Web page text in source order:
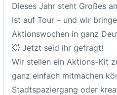
online
Link
ZOOM-LINK
Dieses Jahr steht Großes
ist auf Tour – und wir
Aktionswochen in ganz
💥 Jetzt seid ihr gefragt!
Wir stellen ein Aktions-Kit
ganz einfach mitmachen
Stadtspaziergang oder